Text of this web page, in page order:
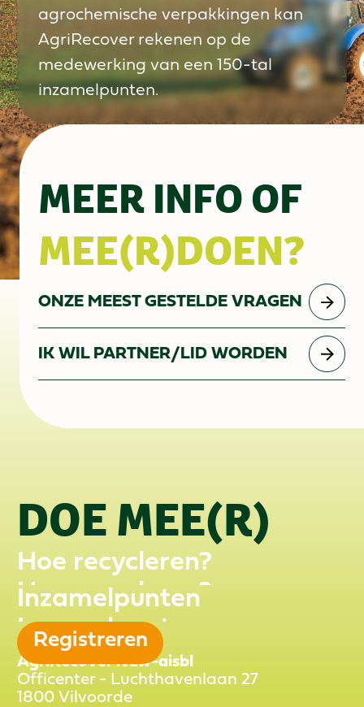
agrochemische verpakkingen kan
AgriRecover rekenen op de
medewerking van een 150-tal
inzamelpunten.
MEER INFO OF
MEE(R)DOEN?
ONZE MEEST GESTELDE VRAGEN
IK WIL PARTNER/LID WORDEN
DOE MEE(R)
Hoe recycleren?
Hoe recycleren?
Inzamelpunten
Inzamelpunten
Registreren
AgriRecover ivzw-aisbl
Officenter - Luchthavenlaan 27
1800 Vilvoorde